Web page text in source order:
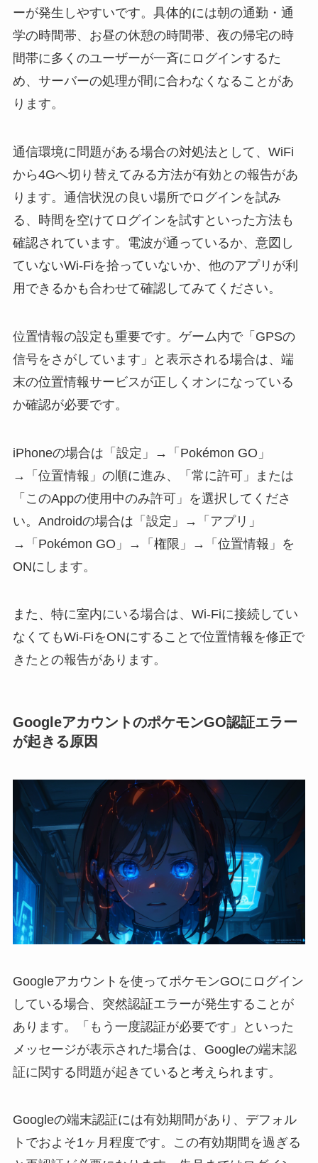
ーが発生しやすいです。具体的には朝の通勤・通
学の時間帯、お昼の休憩の時間帯、夜の帰宅の時
間帯に多くのユーザーが一斉にログインするた
め、サーバーの処理が間に合わなくなることがあ
ります。
通信環境に問題がある場合の対処法として、WiFi
から4Gへ切り替えてみる方法が有効との報告があ
ります。通信状況の良い場所でログインを試み
る、時間を空けてログインを試すといった方法も
確認されています。電波が通っているか、意図し
ていないWi-Fiを拾っていないか、他のアプリが利
用できるかも合わせて確認してみてください。
位置情報の設定も重要です。ゲーム内で「GPSの
信号をさがしています」と表示される場合は、端
末の位置情報サービスが正しくオンになっている
か確認が必要です。
iPhoneの場合は「設定」→「Pokémon GO」
→「位置情報」の順に進み、「常に許可」または
「このAppの使用中のみ許可」を選択してくださ
い。Androidの場合は「設定」→「アプリ」
→「Pokémon GO」→「権限」→「位置情報」を
ONにします。
また、特に室内にいる場合は、Wi-Fiに接続してい
なくてもWi-FiをONにすることで位置情報を修正で
きたとの報告があります。
GoogleアカウントのポケモンGO認証エラー
が起きる原因
Googleアカウントを使ってポケモンGOにログイン
している場合、突然認証エラーが発生することが
あります。「もう一度認証が必要です」といった
メッセージが表示された場合は、Googleの端末認
証に関する問題が起きていると考えられます。
Googleの端末認証には有効期間があり、デフォル
トでおよそ1ヶ月程度です。この有効期間を過ぎる